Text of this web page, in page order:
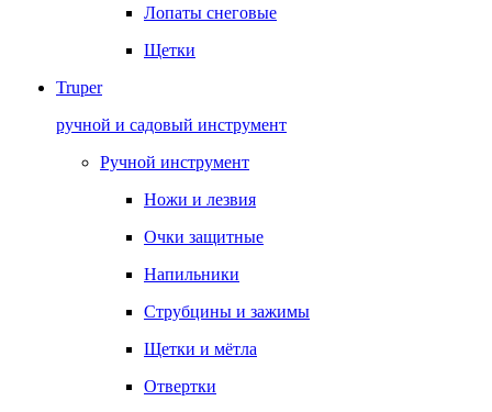
Лопаты снеговые
Щетки
Truper
ручной и садовый инструмент
Ручной инструмент
Ножи и лезвия
Очки защитные
Напильники
Струбцины и зажимы
Щетки и мётла
Отвертки